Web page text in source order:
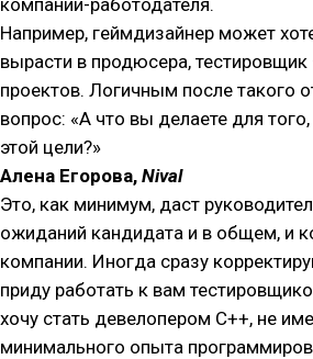
компании-работодателя.
Например, геймдизайнер может
вырасти в продюсера, тестировщик
проектов. Логичным после такого
вопрос: «А что вы делаете для
этой цели?»
Алена Егорова, Nival
Это, как минимум, даст
ожиданий кандидата и в общем, и
компании. Иногда сразу
приду работать к вам
хочу стать девелопером С++, не
минимального опыта